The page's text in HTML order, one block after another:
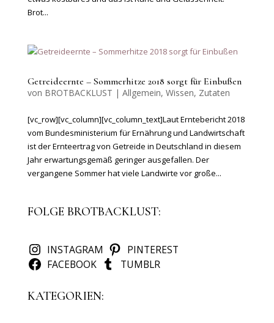
Brot...
Getreideernte – Sommerhitze 2018 sorgt für Einbußen
von BROTBACKLUST | Allgemein, Wissen, Zutaten
[vc_row][vc_column][vc_column_text]Laut Erntebericht 2018
vom Bundesministerium für Ernährung und Landwirtschaft
ist der Ernteertrag von Getreide in Deutschland in diesem
Jahr erwartungsgemäß geringer ausgefallen. Der
vergangene Sommer hat viele Landwirte vor große...
FOLGE BROTBACKLUST:
INSTAGRAM
PINTEREST
FACEBOOK
TUMBLR
KATEGORIEN: